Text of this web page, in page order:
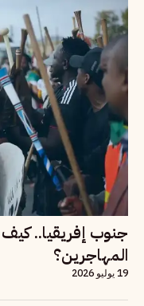
جنوب إفريقيا.. كيف
المهاجرين؟
19 يوليو 2026